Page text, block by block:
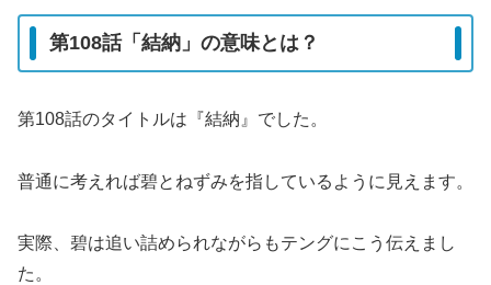
第108話「結納」の意味とは？
第108話のタイトルは『結納』でした。
普通に考えれば碧とねずみを指しているように見えます。
実際、碧は追い詰められながらもテングにこう伝えまし
た。